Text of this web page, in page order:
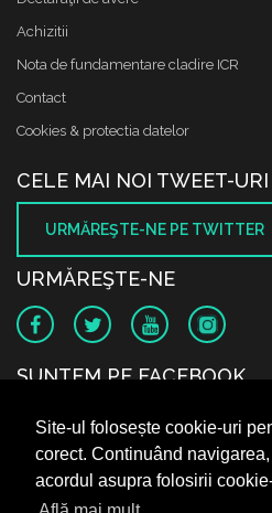
Site-ul folosește cookie-uri
corect. Continuând
acordul asupra folosirii
Achizitii
Nota de fundamentare cladire ICR
Contact
Cookies & protectia datelor
CELE MAI NOI TWEET-URI
URMĂREŞTE-NE PE TWITTER
URMĂREŞTE-NE
SUNTEM PE FACEBOOK